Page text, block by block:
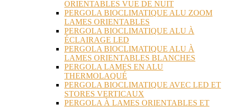
ORIENTABLES VUE DE NUIT
PERGOLA BIOCLIMATIQUE ALU ZOOM
LAMES ORIENTABLES
PERGOLA BIOCLIMATIQUE ALU À
ÉCLAIRAGE LED
PERGOLA BIOCLIMATIQUE ALU À
LAMES ORIENTABLES BLANCHES
PERGOLA LAMES EN ALU
THERMOLAQUÉ
PERGOLA BIOCLIMATIQUE AVEC LED ET
STORES VERTICAUX
PERGOLA À LAMES ORIENTABLES ET